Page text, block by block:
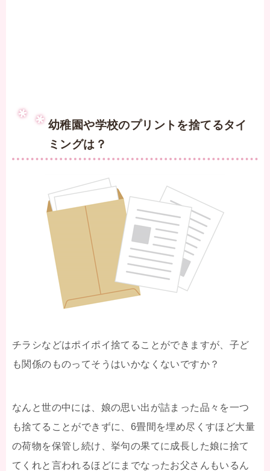
幼稚園や学校のプリントを捨てるタイ
ミングは？
チラシなどはポイポイ捨てることができますが、子ど
も関係のものってそうはいかなくないですか？
なんと世の中には、娘の思い出が詰まった品々を一つ
も捨てることができずに、6畳間を埋め尽くすほど大量
の荷物を保管し続け、挙句の果てに成長した娘に捨て
てくれと言われるほどにまでなったお父さんもいるん